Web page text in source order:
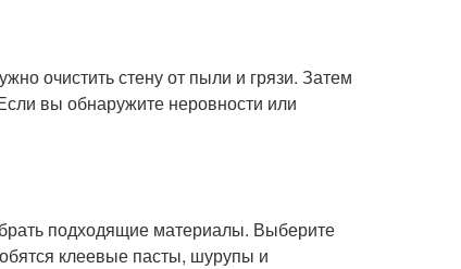
очистить стену от пыли и грязи. Затем
вы обнаружите неровности или
подходящие материалы. Выберите
клеевые пасты, шурупы и